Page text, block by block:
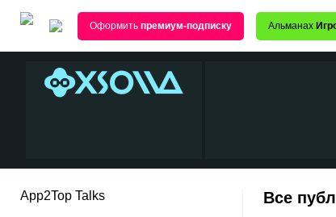
Оформить премиум-подписку Альманах
App2Top Talks Все